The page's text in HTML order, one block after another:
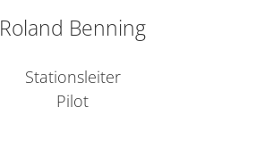
Roland Benning
Stationsleiter
Pilot